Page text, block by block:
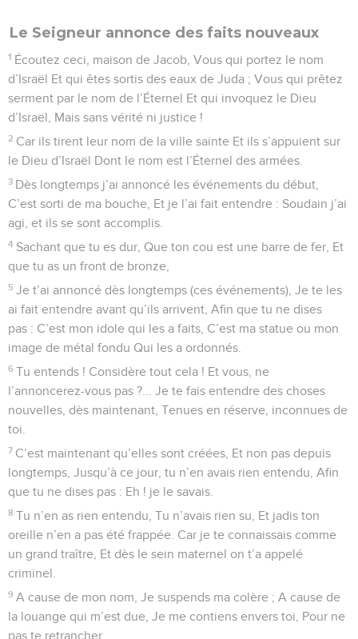
Le Seigneur annonce des faits nouveaux
1 Écoutez ceci, maison de Jacob, Vous qui portez le nom
d’Israël Et qui êtes sortis des eaux de Juda ; Vous qui prêtez
serment par le nom de l’Éternel Et qui invoquez le Dieu
d’Israël, Mais sans vérité ni justice !
2 Car ils tirent leur nom de la ville sainte Et ils s’appuient sur
le Dieu d’Israël Dont le nom est l’Éternel des armées.
3 Dès longtemps j’ai annoncé les événements du début,
C’est sorti de ma bouche, Et je l’ai fait entendre : Soudain j’ai
agi, et ils se sont accomplis.
4 Sachant que tu es dur, Que ton cou est une barre de fer, Et
que tu as un front de bronze,
5 Je t’ai annoncé dès longtemps (ces événements), Je te les
ai fait entendre avant qu’ils arrivent, Afin que tu ne dises
pas : C’est mon idole qui les a faits, C’est ma statue ou mon
image de métal fondu Qui les a ordonnés.
6 Tu entends ! Considère tout cela ! Et vous, ne
l’annoncerez-vous pas ?... Je te fais entendre des choses
nouvelles, dès maintenant, Tenues en réserve, inconnues de
toi.
7 C’est maintenant qu’elles sont créées, Et non pas depuis
longtemps, Jusqu’à ce jour, tu n’en avais rien entendu, Afin
que tu ne dises pas : Eh ! je le savais.
8 Tu n’en as rien entendu, Tu n’avais rien su, Et jadis ton
oreille n’en a pas été frappée. Car je te connaissais comme
un grand traître, Et dès le sein maternel on t’a appelé
criminel.
9 A cause de mon nom, Je suspends ma colère ; A cause de
la louange qui m’est due, Je me contiens envers toi, Pour ne
pas te retrancher.